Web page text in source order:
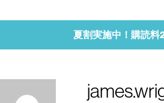
夏割実施中！購読料